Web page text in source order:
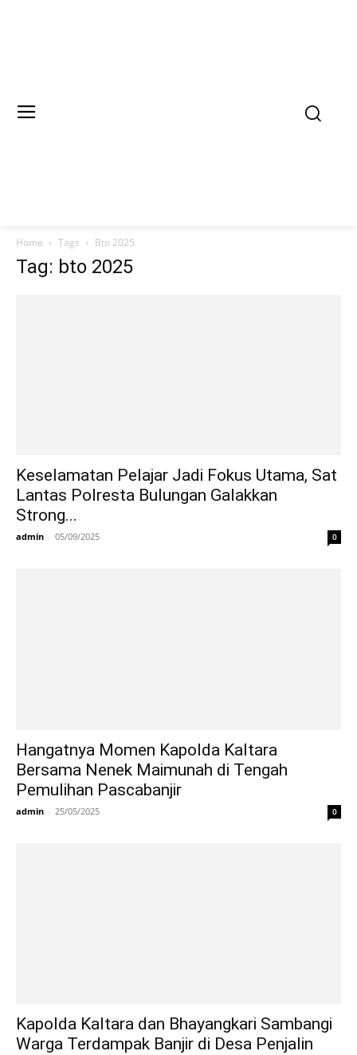
Home Tags Bto 2025
Tag: bto 2025
Keselamatan Pelajar Jadi Fokus Utama, Sat
Lantas Polresta Bulungan Galakkan
Strong...
admin - 05/09/2025 0
Hangatnya Momen Kapolda Kaltara
Bersama Nenek Maimunah di Tengah
Pemulihan Pascabanjir
admin - 25/05/2025 0
Kapolda Kaltara dan Bhayangkari Sambangi
Warga Terdampak Banjir di Desa Penjalin